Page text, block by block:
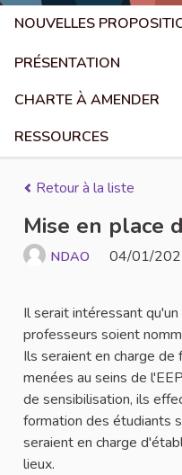
NOUVELLES
PRÉSENTATION
CHARTE À AMENDER
RESSOURCES
Retour à la liste
Mise en place
NDAO 04/01/
Il serait intéressant
professeurs soient
Ils seraient en charge
menées au seins de
de sensibilisation, ils
formation des étudiants
seraient en charge
lieux.